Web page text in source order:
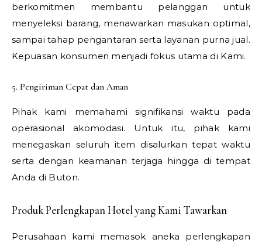
berkomitmen membantu pelanggan untuk
menyeleksi barang, menawarkan masukan optimal,
sampai tahap pengantaran serta layanan purna jual.
Kepuasan konsumen menjadi fokus utama di Kami.
5. Pengiriman Cepat dan Aman
Pihak kami memahami signifikansi waktu pada
operasional akomodasi. Untuk itu, pihak kami
menegaskan seluruh item disalurkan tepat waktu
serta dengan keamanan terjaga hingga di tempat
Anda di Buton.
Produk Perlengkapan Hotel yang Kami Tawarkan
Perusahaan kami memasok aneka perlengkapan